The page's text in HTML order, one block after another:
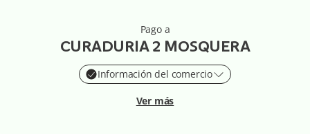
Pago a
CURADURIA 2 MOSQUERA
Información del comercio
Ver más